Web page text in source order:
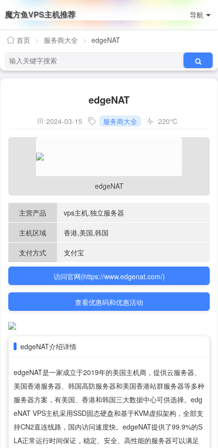
魔方鱼VPS主机推荐 导航
首页 > 服务商大全 > edgeNAT
edgeNAT
2024-03-15 服务商大全 220℃
edgeNAT
主营产品 vps主机,独立服务器
主机区域 香港,美国,韩国
支付方式 支付宝
访问官网(https://www.edgenat.com/)
查看优惠码和优惠活动
edgeNAT介绍详情
edgeNAT是一家成立于2019年的美国主机商，提供云服务器、
美国香港服务器、韩国高防服务器和美国香港站群服务器等多种
服务器方案，有美国、香港和韩国三大数据中心可供选择。edg
eNAT VPS主机采用SSD固态硬盘和基于KVM虚拟架构，全部支
持CN2直连线路，国内访问速度快。edgeNAT提供了99.9%的S
LA正常运行时间保证，稳定、安全、高性能的服务器可以满足